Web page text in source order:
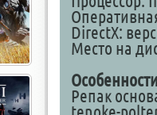
DirectX:
Место на
Репак